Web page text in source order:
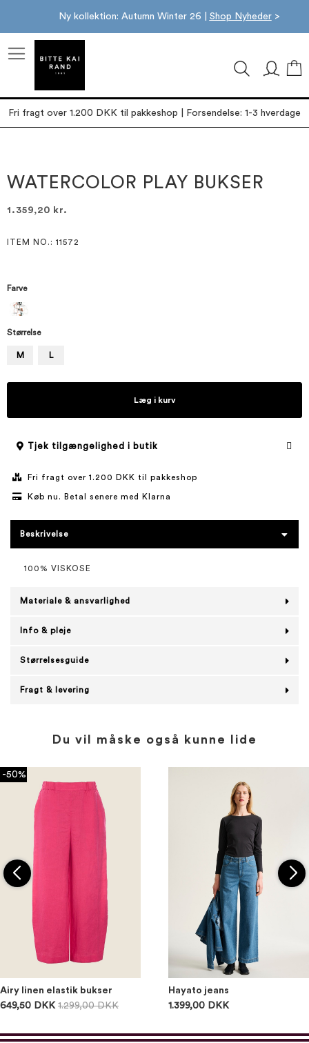
Ny kollektion: Autumn Winter 26 | Shop Nyheder>
Fri fragt over 1.200 DKK til pakkeshop | Forsendelse: 1-3 hverdage
slutningen
af
starten
af
WATERCOLOR PLAY BUKSER
1.359,20 kr.
ITEM NO. : 11572
Farve
Størrelse
M L
Læg i kurv
Tjek tilgængelighed i butik
Fri fragt over 1.200 DKK til pakkeshop
Køb nu. Betal senere med Klarna
Beskrivelse
100% VISKOSE
Materiale & ansvarlighed
Info & pleje
Størrelsesguide
Fragt & levering
Du vil måske også kunne lide
-50%
Airy linen elastik bukser
649,50 DKK 1.299,00 DKK
Hayato jeans
1.399,00 DKK